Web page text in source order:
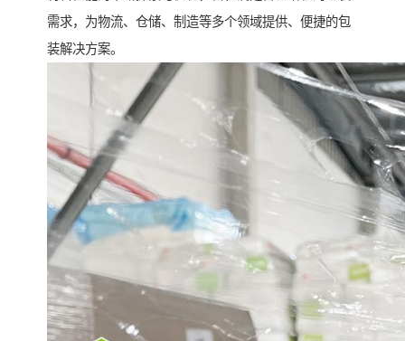
需求，为物流、仓储、制造等多个领域提供、便捷的包
装解决方案。